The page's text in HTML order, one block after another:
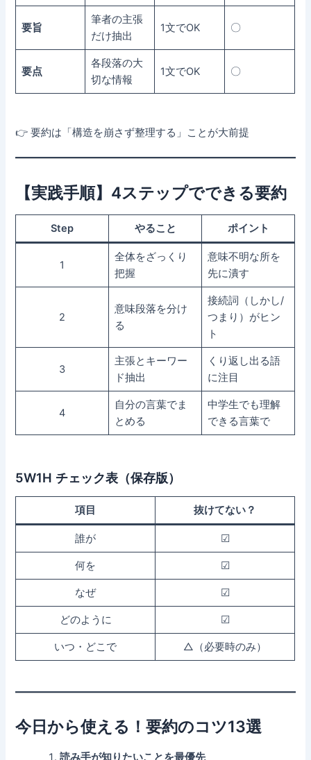
要旨
筆者の主張
だけ抽出
1文でOK 〇
要点
各段落の大
切な情報
1文でOK 〇
👉 要約は「構造を崩さず整理する」ことが大前提
【実践手順】4ステップでできる要約
Step やること ポイント
1
全体をざっくり
把握
意味不明な所を
先に潰す
2
意味段落を分け
る
接続詞（しかし/
つまり）がヒン
ト
3
主張とキーワー
ド抽出
くり返し出る語
に注目
4
自分の言葉でま
とめる
中学生でも理解
できる言葉で
5W1H チェック表（保存版）
項目 抜けてない？
誰が ☑
何を ☑
なぜ ☑
どのように ☑
いつ・どこで △（必要時のみ）
今日から使える！要約のコツ13選
読み手が知りたいことを最優先